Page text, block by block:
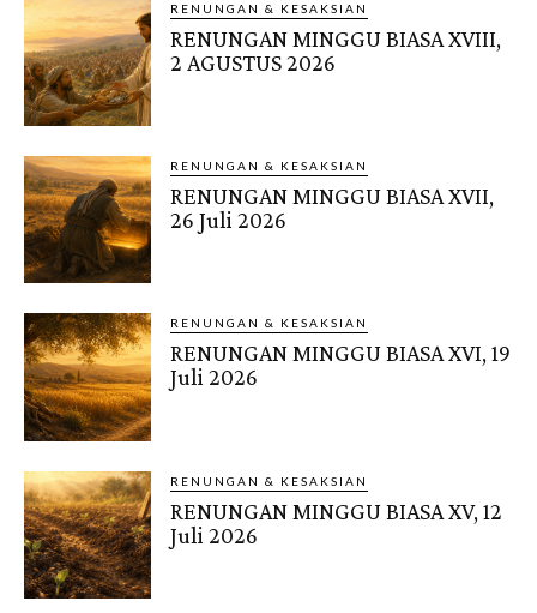
RENUNGAN & KESAKSIAN
RENUNGAN MINGGU BIASA XVIII,
2 AGUSTUS 2026
RENUNGAN & KESAKSIAN
RENUNGAN MINGGU BIASA XVII,
26 Juli 2026
RENUNGAN & KESAKSIAN
RENUNGAN MINGGU BIASA XVI, 19
Juli 2026
RENUNGAN & KESAKSIAN
RENUNGAN MINGGU BIASA XV, 12
Juli 2026